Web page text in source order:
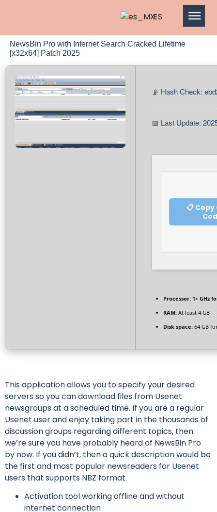
ES
NewsBin Pro with Internet Search Cracked Lifetime
[x32x64] Patch 2025
📡 Hash Check:
📅 Last Update:
📋
Processor: 1+ GHz
RAM: At least 4 GB
Disk space: 64 GB
This application allows you to specify your desired
servers so you can download files from Usenet
newsgroups at a scheduled time. If you are a regular
Usenet user and enjoy taking part in the thousands of
discussion groups regarding different topics, then
we’re sure you have probably heard of NewsBin Pro
by now. If you didn’t, then a quick description would be
the first and most popular newsreaders for Usenet
users that supports NBZ format.
Activation tool working offline and without
internet connection